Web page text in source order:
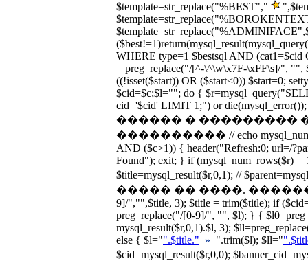
$template=str_replace("%BEST","
WHERE type=1 $bestsql AND
= preg_replace("/[^-\^\w\x7F-\xFF\s]/", "",
((!isset($start)) OR ($start<0)) $start=0;
$cid=$c;$l=""; do {
cid='$cid' LIMIT 1;") or
������ � ���������
���������� // echo
AND ($c>1)) { header("Refresh:0; url=/
Found"); exit; } if
$title=mysql_result($r,0,1); //
����� �� ����. ��������
9]/","",$title, 3); $title = trim($title); if
preg_replace("/[0-9]/", "", $l); } {
mysql_result($r,0,1).$l, 3);
else { $l="".$title." » ".trim($l); $ll="
$cid=mysql_result($r,0,0);